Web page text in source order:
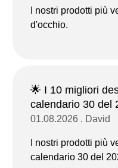
I nostri prodotti più
d'occhio.
🌟 I 10 migliori
calendario 30 del
01.08.2026 . David
I nostri prodotti più
calendario 30 del